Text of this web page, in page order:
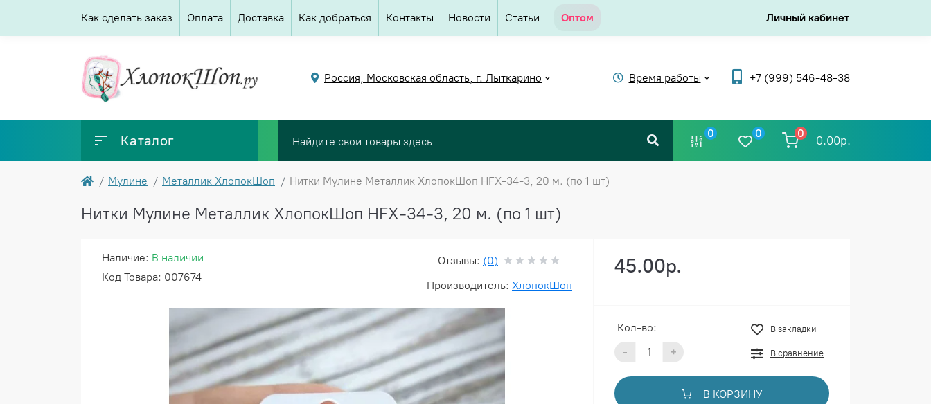
Как сделать заказ Оплата Доставка Как добраться Контакты Новости Статьи Оптом Личный кабинет
Россия, Московская область, г. Лыткарино Время работы +7 (999) 546-48-38
Каталог 0 0 0
0.00р.
Мулине Металлик ХлопокШоп Нитки Мулине Металлик ХлопокШоп HFX-34-3, 20 м. (по 1 шт)
Нитки Мулине Металлик ХлопокШоп HFX-34-3, 20 м. (по 1 шт)
Наличие: В наличии
Код Товара: 007674
Отзывы: (0)
Производитель: ХлопокШоп
45.00р.
Кол-во:
- +
В закладки
В сравнение
В КОРЗИНУ